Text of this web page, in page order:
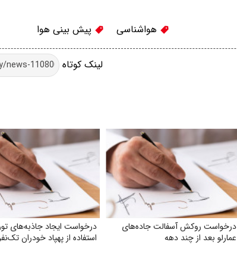
هواشناسی پیش بینی هوا
لینک کوتاه
درخواست روکش آسفالت جاده‌های
عمارلو بعد از چند دهه
درخواست ایجاد جاذبه‌های
استفاده از پهپاد خودران